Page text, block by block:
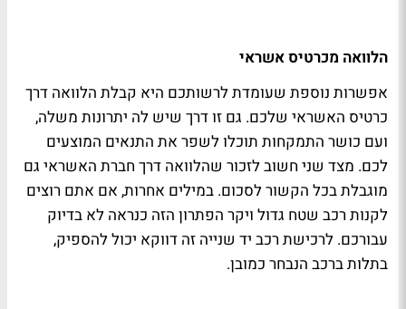
הלוואה מכרטיס אשראי
אפשרות נוספת שעומדת לרשותכם היא קבלת הלוואה דרך
כרטיס האשראי שלכם. גם זו דרך שיש לה יתרונות משלה,
ועם כושר התמקחות תוכלו לשפר את התנאים המוצעים
לכם. מצד שני חשוב לזכור שהלוואה דרך חברת האשראי גם
מוגבלת בכל הקשור לסכום. במילים אחרות, אם אתם רוצים
לקנות רכב שטח גדול ויקר הפתרון הזה כנראה לא בדיוק
עבורכם. לרכישת רכב יד שנייה זה דווקא יכול להספיק,
בתלות ברכב הנבחר כמובן.